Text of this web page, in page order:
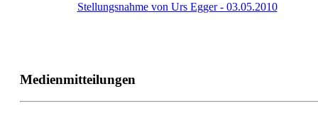
Stellungsnahme von Urs Egger - 03.05.2010
Medienmitteilungen